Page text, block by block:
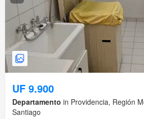
UF 9.900
Departamento in Providencia, Región
Santiago